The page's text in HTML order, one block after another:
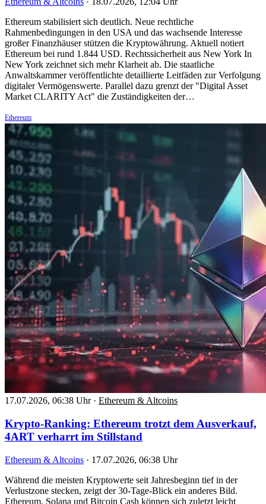
Ethereum stabilisiert sich deutlich. Neue rechtliche
Rahmenbedingungen in den USA und das wachsende Interesse
großer Finanzhäuser stützen die Kryptowährung. Aktuell notiert
Ethereum bei rund 1.844 USD. Rechtssicherheit aus New York In
New York zeichnet sich mehr Klarheit ab. Die staatliche
Anwaltskammer veröffentlichte detaillierte Leitfäden zur Verfolgung
digitaler Vermögenswerte. Parallel dazu grenzt der "Digital Asset
Market CLARITY Act" die Zuständigkeiten der…
Ethereum
17.07.2026, 06:38 Uhr · Ethereum & Altcoins
Krypto-Ranking: Ethereum trotzt dem Ausverkauf,
4ART verharrt im Stillstand
Ethereum & Altcoins · 17.07.2026, 06:38 Uhr
Während die meisten Kryptowerte seit Jahresbeginn tief in der
Verlustzone stecken, zeigt der 30-Tage-Blick ein anderes Bild.
Ethereum, Solana und Bitcoin Cash können sich zuletzt leicht